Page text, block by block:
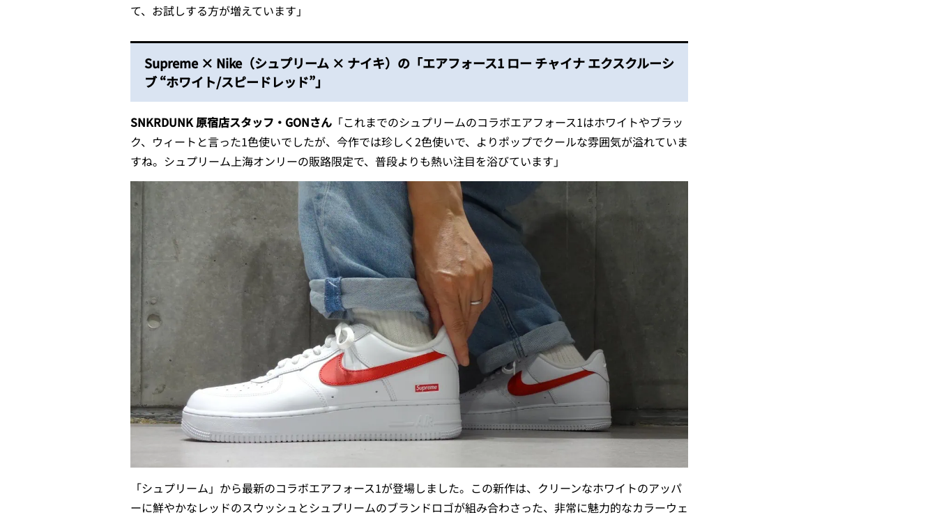
て、お試しする方が増えています」
Supreme × Nike（シュプリーム × ナイキ）の「エアフォース1 ロー チャイナ エクスクルーシ
ブ “ホワイト/スピードレッド”」
SNKRDUNK 原宿店スタッフ・GONさん 「これまでのシュプリームのコラボエアフォース1はホワイトやブラッ
ク、ウィートと言った1色使いでしたが、今作では珍しく2色使いで、よりポップでクールな雰囲気が溢れていま
すね。シュプリーム上海オンリーの販路限定で、普段よりも熱い注目を浴びています」
「シュプリーム」から最新のコラボエアフォース1が登場しました。この新作は、クリーンなホワイトのアッパ
ーに鮮やかなレッドのスウッシュとシュプリームのブランドロゴが組み合わさった、非常に魅力的なカラーウェ